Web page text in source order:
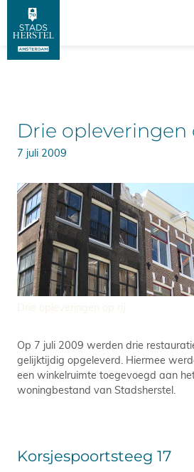
Drie opleveringen
7 juli 2009
Op 7 juli 2009 werden drie
gelijktijdig opgeleverd. Hiermee
een winkelruimte toegevoegd aan
woningbestand van Stadsherstel.
Korsjespoortsteeg 17